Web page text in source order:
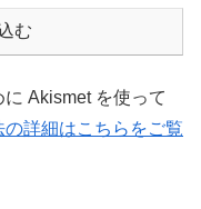
む
Akismet を使って
詳細はこちらをご覧